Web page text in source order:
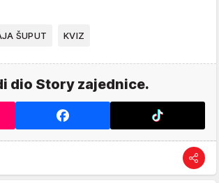
ŠUPUT KVIZ
dio Story zajednice.